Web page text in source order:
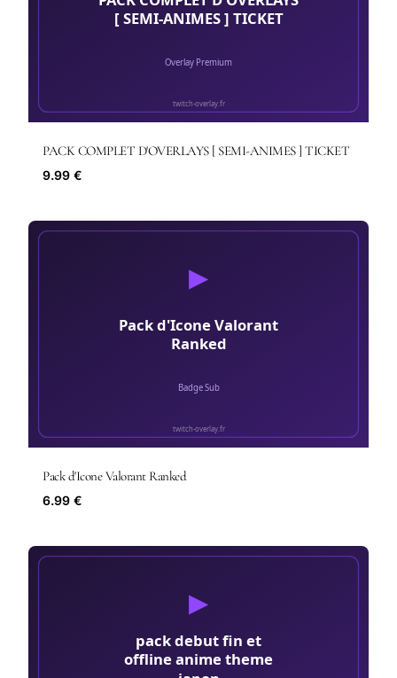
PACK COMPLET D'OVERLAYS [ SEMI-ANIMES ] TICKET
9.99 €
Pack d'Icone Valorant Ranked
6.99 €